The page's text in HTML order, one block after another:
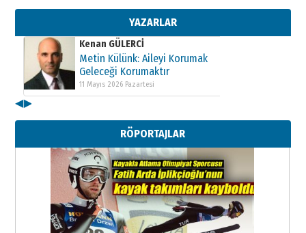
YAZARLAR
11 Mayıs 2026 Pazartesi
Kenan GÜLERCİ
Metin Külünk: Aileyi Korumak
Geleceği Korumaktır
11 Mayıs 2026 Pazartesi
Metin Külünk: Aileyi Korumak
Geleceği Korumaktır
11 Mayıs 2026 Pazartesi
◀▶
RÖPORTAJLAR